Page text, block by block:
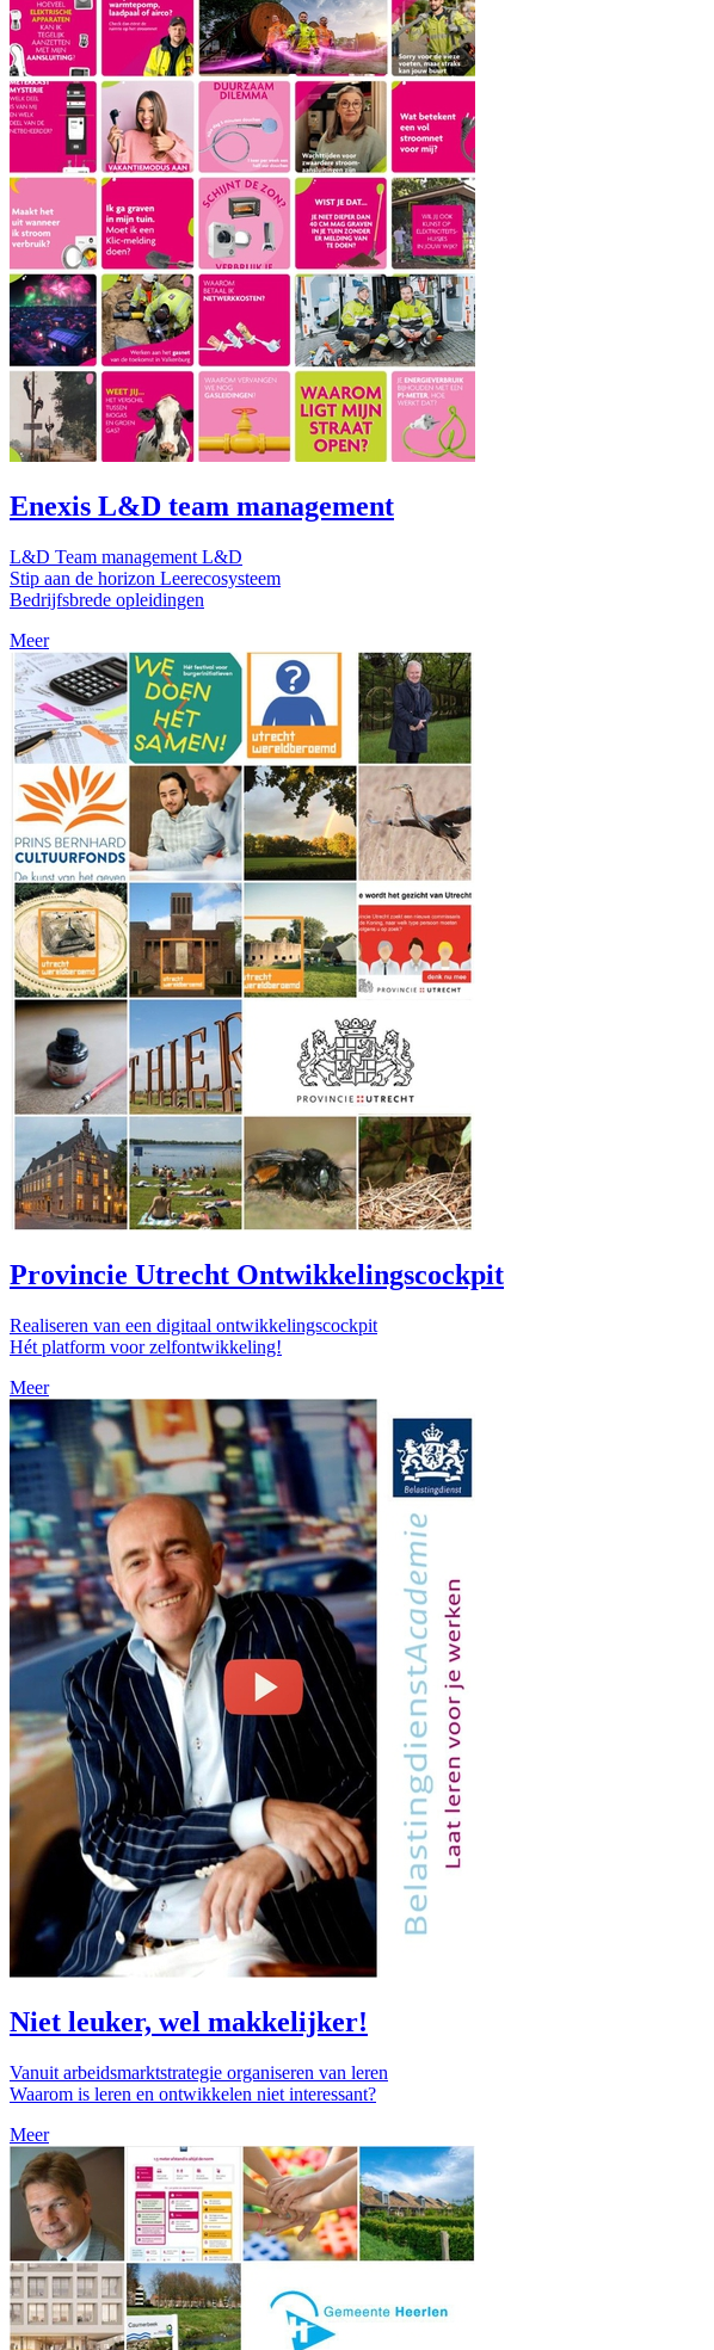
Enexis L&D team management
L&D Team management L&D
Stip aan de horizon Leerecosysteem
Bedrijfsbrede opleidingen
Meer
Provincie Utrecht Ontwikkelingscockpit
Realiseren van een digitaal ontwikkelingscockpit
Hét platform voor zelfontwikkeling!
Meer
Niet leuker, wel makkelijker!
Vanuit arbeidsmarktstrategie organiseren van leren
Waarom is leren en ontwikkelen niet interessant?
Meer